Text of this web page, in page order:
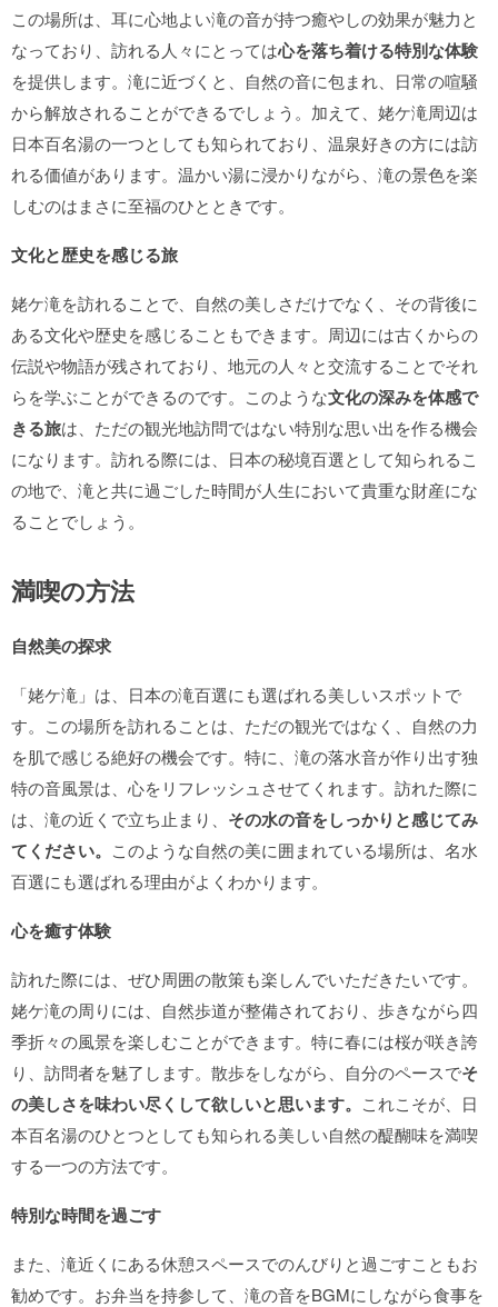
この場所は、耳に心地よい滝の音が持つ癒やしの効果が魅力と
なっており、訪れる人々にとっては心を落ち着ける特別な体験
を提供します。滝に近づくと、自然の音に包まれ、日常の喧騒
から解放されることができるでしょう。加えて、姥ケ滝周辺は
日本百名湯の一つとしても知られており、温泉好きの方には訪
れる価値があります。温かい湯に浸かりながら、滝の景色を楽
しむのはまさに至福のひとときです。
文化と歴史を感じる旅
姥ケ滝を訪れることで、自然の美しさだけでなく、その背後に
ある文化や歴史を感じることもできます。周辺には古くからの
伝説や物語が残されており、地元の人々と交流することでそれ
らを学ぶことができるのです。このような文化の深みを体感で
きる旅は、ただの観光地訪問ではない特別な思い出を作る機会
になります。訪れる際には、日本の秘境百選として知られるこ
の地で、滝と共に過ごした時間が人生において貴重な財産にな
ることでしょう。
満喫の方法
自然美の探求
「姥ケ滝」は、日本の滝百選にも選ばれる美しいスポットで
す。この場所を訪れることは、ただの観光ではなく、自然の力
を肌で感じる絶好の機会です。特に、滝の落水音が作り出す独
特の音風景は、心をリフレッシュさせてくれます。訪れた際に
は、滝の近くで立ち止まり、 その水の音をしっかりと感じてみ
てください。 このような自然の美に囲まれている場所は、名水
百選にも選ばれる理由がよくわかります。
心を癒す体験
訪れた際には、ぜひ周囲の散策も楽しんでいただきたいです。
姥ケ滝の周りには、自然歩道が整備されており、歩きながら四
季折々の風景を楽しむことができます。特に春には桜が咲き誇
り、訪問者を魅了します。散歩をしながら、自分のペースでそ
の美しさを味わい尽くして欲しいと思います。 これこそが、日
本百名湯のひとつとしても知られる美しい自然の醍醐味を満喫
する一つの方法です。
特別な時間を過ごす
また、滝近くにある休憩スペースでのんびりと過ごすこともお
勧めです。お弁当を持参して、滝の音をBGMにしながら食事を